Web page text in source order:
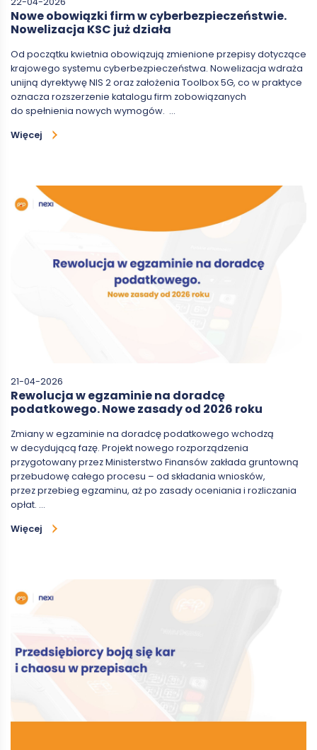
Nowe obowiązki firm w cyberbezpieczeństwie.
Nowelizacja KSC już działa
Od początku kwietnia obowiązują zmienione przepisy dotyczące
krajowego systemu cyberbezpieczeństwa. Nowelizacja wdraża
unijną dyrektywę NIS 2 oraz założenia Toolbox 5G, co w praktyce
oznacza rozszerzenie katalogu firm zobowiązanych
do spełnienia nowych wymogów. …
Więcej
21-04-2026
Rewolucja w egzaminie na doradcę
podatkowego. Nowe zasady od 2026 roku
Zmiany w egzaminie na doradcę podatkowego wchodzą
w decydującą fazę. Projekt nowego rozporządzenia
przygotowany przez Ministerstwo Finansów zakłada gruntowną
przebudowę całego procesu – od składania wniosków,
przez przebieg egzaminu, aż po zasady oceniania i rozliczania
opłat. …
Więcej